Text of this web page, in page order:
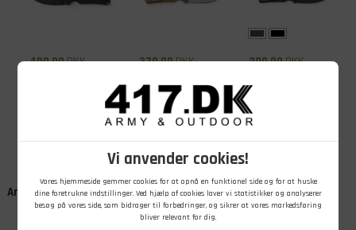
Vi anvender cookies!
Vores hjemmeside gemmer cookies for at opnå en funktionel side og for at huske
dine foretrukne indstillinger. Ved hjælp af cookies laver vi statistikker og analyserer
besøg på vores side, som bidrager til forbedringer, og sikrer at vores markedsføring
bliver relevant for dig.
409,00DKK 379,00DKK
Icarus DP Full
Foldekniv
På lager - Køb nu
399,00DKK
Braddock DP
Andre kunder købte også